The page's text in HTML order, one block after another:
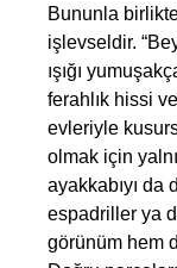
Bununla
işlevseldir.
ışığı
ferahlık hissi
evleriyle
olmak için
ayakkabıyı da
espadriller ya
görünüm hem